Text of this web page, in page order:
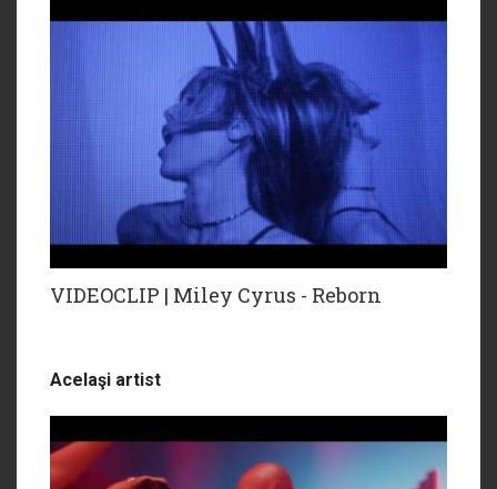
VIDEOCLIP | Miley Cyrus - Reborn
Acelaşi artist